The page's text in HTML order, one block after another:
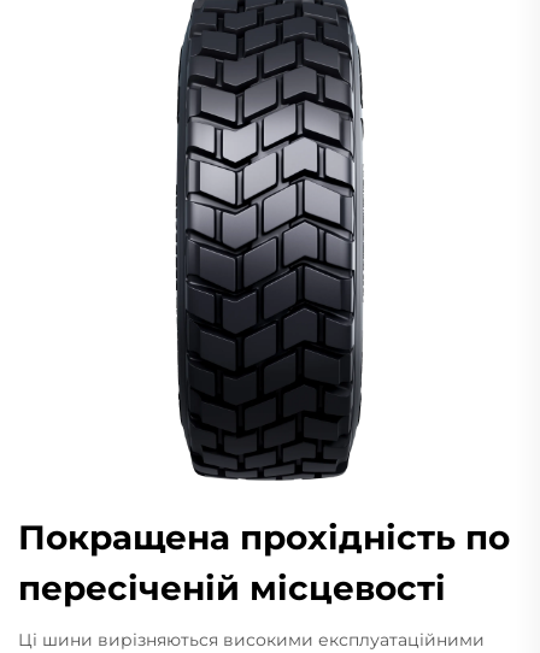
Покращена прохідність по
пересіченій місцевості
Ці шини вирізняються високими експлуатаційними